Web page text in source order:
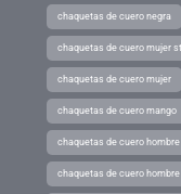
chaquetas de cuero negra
chaquetas de cuero mujer
chaquetas de cuero mujer
chaquetas de cuero mango
chaquetas de cuero
chaquetas de cuero